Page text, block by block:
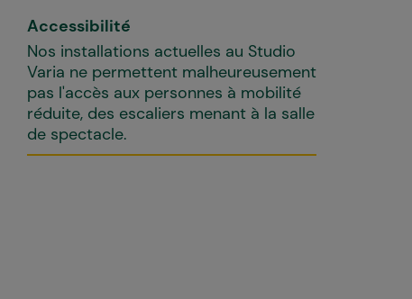
Accessibilité
Nos installations actuelles au Studio
Varia ne permettent malheureusement
pas l'accès aux personnes à mobilité
réduite, des escaliers menant à la salle
de spectacle.